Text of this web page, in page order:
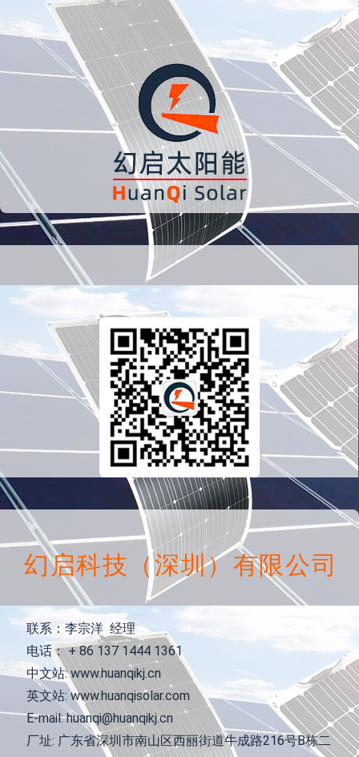
幻启科技（深圳）有限公司
联系：李宗洋 经理
电话： + 86 137 1444 1361
中文站: www.huanqikj.cn
英文站: www.huanqisolar.com
E-mail: huanqi@huanqikj.cn
厂址: 广东省深圳市南山区西丽街道牛成路216号B栋二